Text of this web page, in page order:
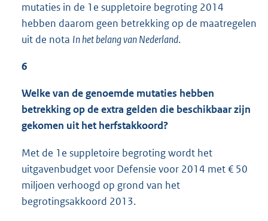
mutaties in de 1e suppletoire begroting 2014
hebben daarom geen betrekking op de maatregelen
uit de nota In het belang van Nederland.
6
Welke van de genoemde mutaties hebben
betrekking op de extra gelden die beschikbaar zijn
gekomen uit het herfstakkoord?
Met de 1e suppletoire begroting wordt het
uitgavenbudget voor Defensie voor 2014 met € 50
miljoen verhoogd op grond van het
begrotingsakkoord 2013.